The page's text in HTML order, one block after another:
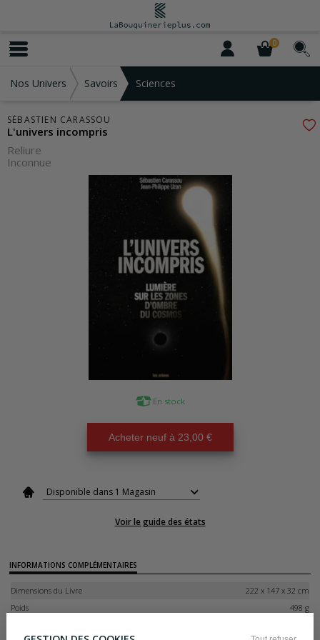
0
Nos Univers Savoirs Sciences
SÉBASTIEN CARASSOU
L'univers incompris
Reliure
Inconnue
En stock
Acheter neuf à 23,00 €
Disponible dans 1 Magasin
Voir le guide des états
INFORMATIONS COMPLÉMENTAIRES
Dimensions du Livre
222 x 147 x 32 cm
Poids
498 g